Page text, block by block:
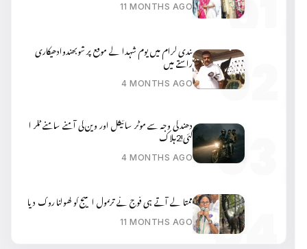
11 MONTHS AGO
نندی گرام میں یوم شہدا کے موقع پر شوبھندوادھیکاری
راستے میں
4 MONTHS AGO
دھند کی وجہ سے موٹر سائیکل اور وین کی آمنے سامنے ٹکر ا
گئی!2ہلاک
4 MONTHS AGO
ممتا کے آتے ہی فوج نے ترنمول اسٹیج کو کھولنا روک دیا
11 MONTHS AGO